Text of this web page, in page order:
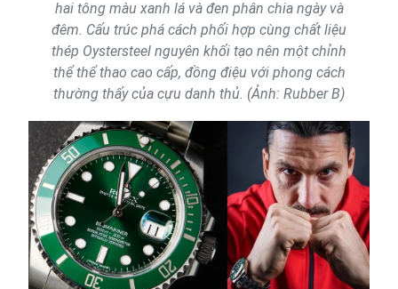
hai tông màu xanh lá và đen phân chia ngày và
đêm. Cấu trúc phá cách phối hợp cùng chất liệu
thép Oystersteel nguyên khối tạo nên một chỉnh
thể thể thao cao cấp, đồng điệu với phong cách
thường thấy của cựu danh thủ. (Ảnh: Rubber B)